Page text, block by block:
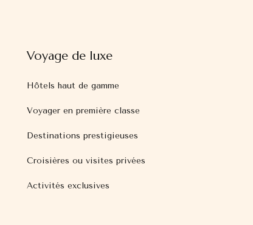
Voyage de luxe
Hôtels haut de gamme
Voyager en première classe
Destinations prestigieuses
Croisières ou visites privées
Activités exclusives